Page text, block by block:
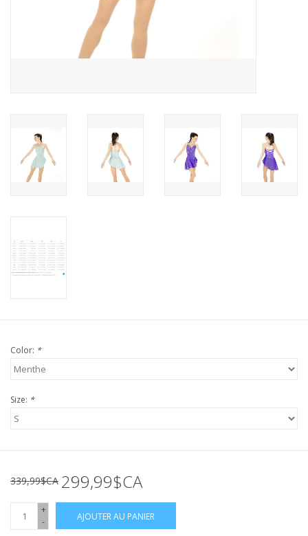
Color: *
Size: *
339,99$CA 299,99$CA
+
-
AJOUTER AU PANIER